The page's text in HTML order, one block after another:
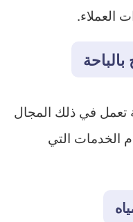
العملاء.
تعمل في ذلك المجال
الخدمات التي